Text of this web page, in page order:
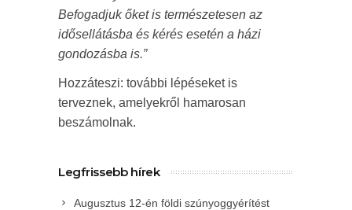
Befogadjuk őket is természetesen az
idősellátásba és kérés esetén a házi
gondozásba is.”
Hozzáteszi: további lépéseket is
terveznek, amelyekről hamarosan
beszámolnak.
Legfrissebb hírek
Augusztus 12-én földi szúnyoggyérítést